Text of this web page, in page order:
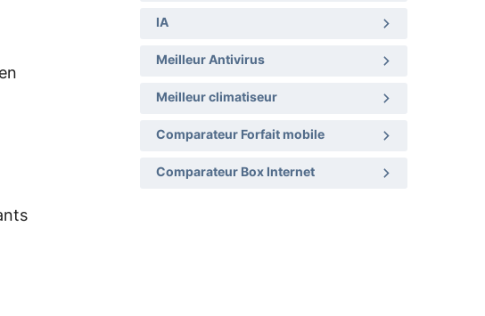
IA
Meilleur Antivirus
Meilleur climatiseur
Comparateur Forfait mobile
Comparateur Box Internet